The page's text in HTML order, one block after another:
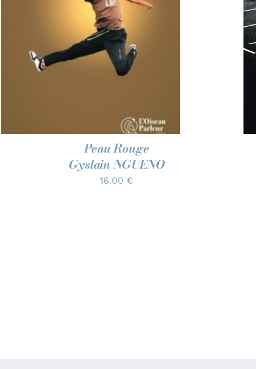
Peau Rouge
Gyslain NGUENO
16.00 €